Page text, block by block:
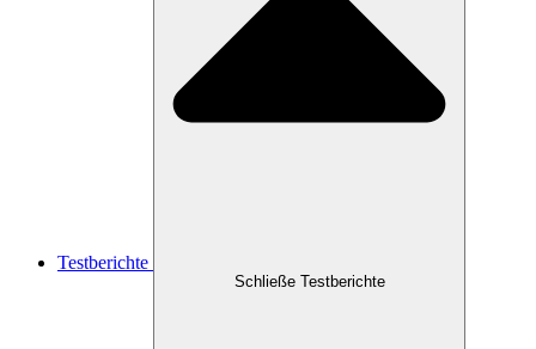
Testberichte
Schließe Testberichte